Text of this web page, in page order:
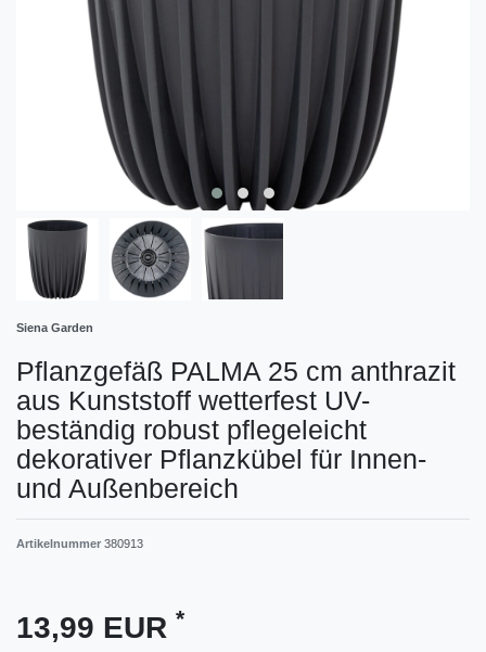
Siena Garden
Pflanzgefäß PALMA 25 cm anthrazit
aus Kunststoff wetterfest UV-
beständig robust pflegeleicht
dekorativer Pflanzkübel für Innen-
und Außenbereich
Artikelnummer 380913
13,99 EUR *